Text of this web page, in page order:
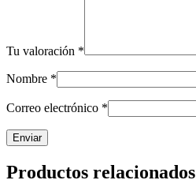
Tu valoración *
Nombre *
Correo electrónico *
Productos relacionados